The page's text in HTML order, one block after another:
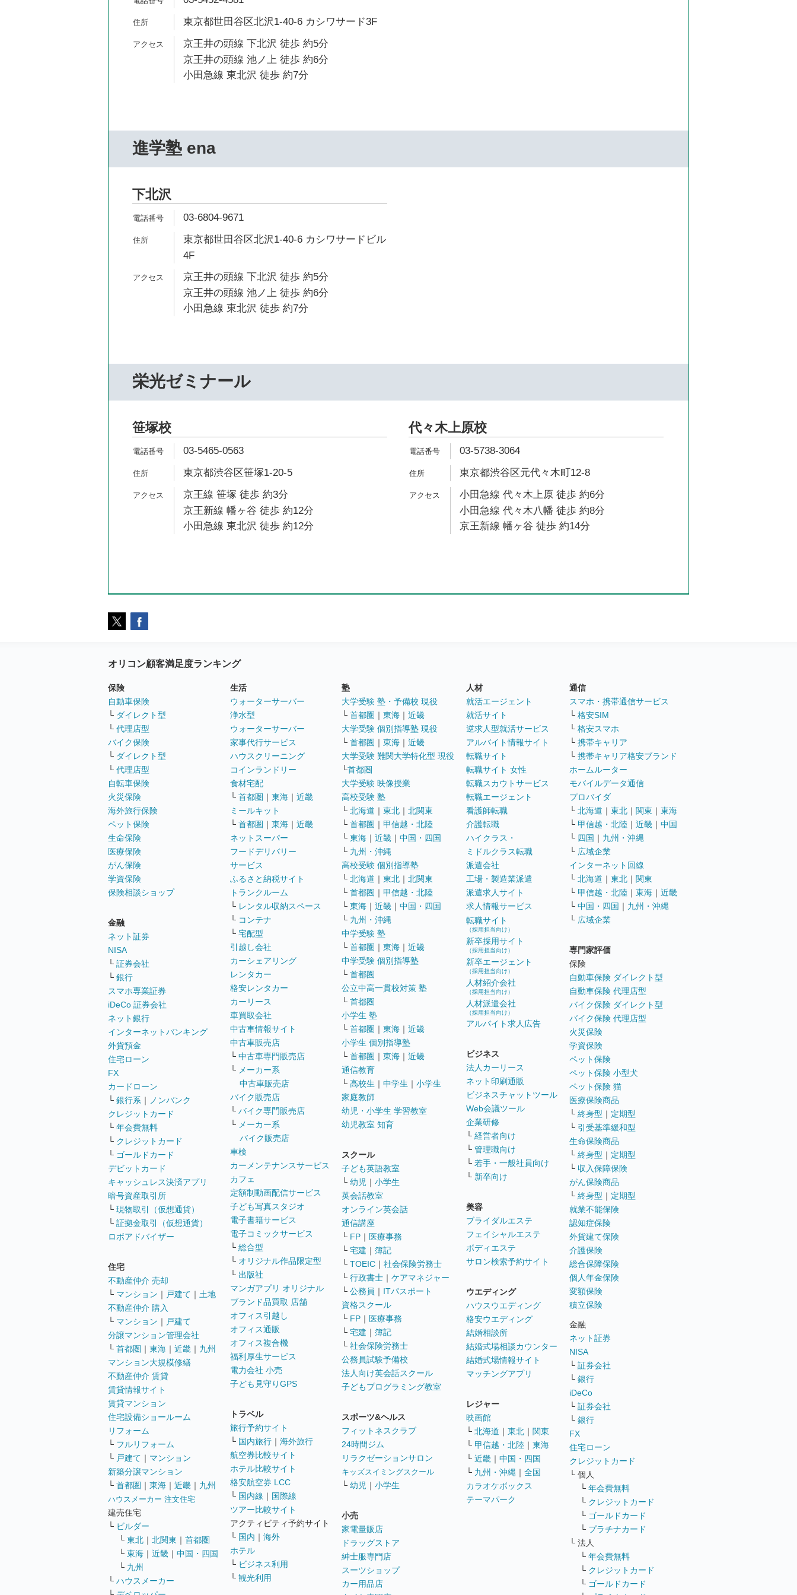
東京都世田谷区北沢1-40-6 カシワサード3F
京王井の頭線 下北沢 徒歩 約5分
京王井の頭線 池ノ上 徒歩 約6分
小田急線 東北沢 徒歩 約7分
進学塾 ena
下北沢
03-6804-9671
東京都世田谷区北沢1-40-6 カシワサードビル
4F
京王井の頭線 下北沢 徒歩 約5分
京王井の頭線 池ノ上 徒歩 約6分
小田急線 東北沢 徒歩 約7分
栄光ゼミナール
笹塚校
03-5465-0563
東京都渋谷区笹塚1-20-5
京王線 笹塚 徒歩 約3分
京王新線 幡ヶ谷 徒歩 約12分
小田急線 東北沢 徒歩 約12分
代々木上原校
03-5738-3064
東京都渋谷区元代々木町12-8
小田急線 代々木上原 徒歩 約6分
小田急線 代々木八幡 徒歩 約8分
京王新線 幡ヶ谷 徒歩 約14分
オリコン顧客満足度ランキング
保険
自動車保険
└ ダイレクト型
└ 代理店型
バイク保険
└ ダイレクト型
└ 代理店型
自転車保険
火災保険
海外旅行保険
ペット保険
生命保険
医療保険
がん保険
学資保険
保険相談ショップ
金融
ネット証券
NISA
└ 証券会社
└ 銀行
スマホ専業証券
iDeCo 証券会社
ネット銀行
インターネットバンキング
外貨預金
住宅ローン
FX
カードローン
└ 銀行系 ｜
ノンバンク
クレジットカード
└ 年会費無料
└ クレジットカード
└ ゴールドカード
デビットカード
キャッシュレス決済アプリ
暗号資産取引所
└ 現物取引（仮想通貨）
└ 証拠金取引（仮想通貨）
ロボアドバイザー
住宅
不動産仲介 売却
└ マンション ｜ 戸建て ｜ 土地
不動産仲介 購入
└ マンション ｜ 戸建て
分譲マンション管理会社
└ 首都圏 ｜ 東海 ｜ 近畿 ｜ 九州
マンション大規模修繕
不動産仲介 賃貸
賃貸情報サイト
賃貸マンション
住宅設備ショールーム
リフォーム
└ フルリフォーム
└ 戸建て ｜ マンション
新築分譲マンション
└ 首都圏 ｜ 東海 ｜ 近畿 ｜ 九州
ハウスメーカー 注文住宅
建売住宅
└ ビルダー
└ 東北 ｜ 北関東 ｜ 首都圏
└ 東海 ｜ 近畿 ｜ 中国・四国
└ 九州
└ ハウスメーカー
生活
ウォーターサーバー
浄水型
ウォーターサーバー
家事代行サービス
ハウスクリーニング
コインランドリー
食材宅配
└ 首都圏 ｜ 東海 ｜ 近畿
ミールキット
└ 首都圏 ｜ 東海 ｜ 近畿
ネットスーパー
フードデリバリー
サービス
ふるさと納税サイト
トランクルーム
└ レンタル収納スペース
└ コンテナ
└ 宅配型
引越し会社
カーシェアリング
レンタカー
格安レンタカー
カーリース
車買取会社
中古車情報サイト
中古車販売店
└ 中古車専門販売店
└ メーカー系
中古車販売店
バイク販売店
└ バイク専門販売店
└ メーカー系
バイク販売店
車検
カーメンテナンスサービス
カフェ
定額制動画配信サービス
子ども写真スタジオ
電子書籍サービス
電子コミックサービス
└ 総合型
└ オリジナル作品限定型
└ 出版社
マンガアプリ オリジナル
ブランド品買取 店舗
オフィス引越し
オフィス通販
オフィス複合機
福利厚生サービス
電力会社 小売
子ども見守りGPS
トラベル
旅行予約サイト
└ 国内旅行 ｜ 海外旅行
航空券比較サイト
ホテル比較サイト
格安航空券 LCC
└ 国内線 ｜ 国際線
ツアー比較サイト
アクティビティ予約サイト
└ 国内 ｜ 海外
ホテル
└ ビジネス利用
└ 観光利用
塾
大学受験 塾・予備校 現役
└ 首都圏 ｜ 東海 ｜ 近畿
大学受験 個別指導塾 現役
└ 首都圏 ｜ 東海 ｜ 近畿
大学受験 難関大学特化型 現役
└首都圏
大学受験 映像授業
高校受験 塾
└ 北海道 ｜ 東北 ｜ 北関東
└ 首都圏 ｜ 甲信越・北陸
└ 東海 ｜ 近畿 ｜ 中国・四国
└ 九州・沖縄
高校受験 個別指導塾
└ 北海道 ｜ 東北 ｜ 北関東
└ 首都圏 ｜ 甲信越・北陸
└ 東海 ｜ 近畿 ｜ 中国・四国
└ 九州・沖縄
中学受験 塾
└ 首都圏 ｜ 東海 ｜ 近畿
中学受験 個別指導塾
└ 首都圏
公立中高一貫校対策 塾
└ 首都圏
小学生 塾
└ 首都圏 ｜ 東海 ｜ 近畿
小学生 個別指導塾
└ 首都圏 ｜ 東海 ｜ 近畿
通信教育
└ 高校生 ｜ 中学生 ｜ 小学生
家庭教師
幼児・小学生 学習教室
幼児教室 知育
スクール
子ども英語教室
└ 幼児 ｜ 小学生
英会話教室
オンライン英会話
通信講座
└ FP ｜ 医療事務
└ 宅建 ｜ 簿記
└ TOEIC ｜ 社会保険労務士
└ 行政書士 ｜ ケアマネジャー
└ 公務員 ｜ ITパスポート
資格スクール
└ FP ｜ 医療事務
└ 宅建 ｜ 簿記
└ 社会保険労務士
公務員試験予備校
法人向け英会話スクール
子どもプログラミング教室
スポーツ&ヘルス
フィットネスクラブ
24時間ジム
リラクゼーションサロン
キッズスイミングスクール
└ 幼児 ｜ 小学生
小売
家電量販店
ドラッグストア
紳士服専門店
スーツショップ
カー用品店
人材
就活エージェント
就活サイト
逆求人型就活サービス
アルバイト情報サイト
転職サイト
転職サイト 女性
転職スカウトサービス
転職エージェント
看護師転職
介護転職
ハイクラス・
ミドルクラス転職
派遣会社
工場・製造業派遣
派遣求人サイト
求人情報サービス
転職サイト
（採用担当向け）
新卒採用サイト
（採用担当向け）
新卒エージェント
（採用担当向け）
人材紹介会社
（採用担当向け）
人材派遣会社
（採用担当向け）
アルバイト求人広告
ビジネス
法人カーリース
ネット印刷通販
ビジネスチャットツール
Web会議ツール
企業研修
└ 経営者向け
└ 管理職向け
└ 若手・一般社員向け
└ 新卒向け
美容
ブライダルエステ
フェイシャルエステ
ボディエステ
サロン検索予約サイト
ウエディング
ハウスウエディング
格安ウエディング
結婚相談所
結婚式場相談カウンター
結婚式場情報サイト
マッチングアプリ
レジャー
映画館
└ 北海道 ｜ 東北 ｜ 関東
└ 甲信越・北陸 ｜ 東海
└ 近畿 ｜ 中国・四国
└ 九州・沖縄 ｜ 全国
カラオケボックス
テーマパーク
通信
スマホ・携帯通信サービス
└ 格安SIM
└ 格安スマホ
└ 携帯キャリア
└ 携帯キャリア格安ブランド
ホームルーター
モバイルデータ通信
プロバイダ
└ 北海道 ｜ 東北 ｜ 関東 ｜ 東海
└ 甲信越・北陸 ｜ 近畿 ｜ 中国
└ 四国 ｜ 九州・沖縄
└ 広域企業
インターネット回線
└ 北海道 ｜ 東北 ｜ 関東
└ 甲信越・北陸 ｜ 東海 ｜ 近畿
└ 中国・四国 ｜ 九州・沖縄
└ 広域企業
専門家評価
保険
自動車保険 ダイレクト型
自動車保険 代理店型
バイク保険 ダイレクト型
バイク保険 代理店型
火災保険
学資保険
ペット保険
ペット保険 小型犬
ペット保険 猫
医療保険商品
└ 終身型 ｜ 定期型
└ 引受基準緩和型
生命保険商品
└ 終身型 ｜ 定期型
└ 収入保障保険
がん保険商品
└ 終身型 ｜ 定期型
就業不能保険
認知症保険
外貨建て保険
介護保険
総合保障保険
個人年金保険
変額保険
積立保険
金融
ネット証券
NISA
└ 証券会社
└ 銀行
iDeCo
└ 証券会社
└ 銀行
FX
住宅ローン
クレジットカード
└ 個人
└ 年会費無料
└ クレジットカード
└ ゴールドカード
└ プラチナカード
└ 法人
└ 年会費無料
└ クレジットカード
└ ゴールドカード